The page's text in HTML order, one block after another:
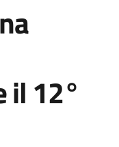
il 12°